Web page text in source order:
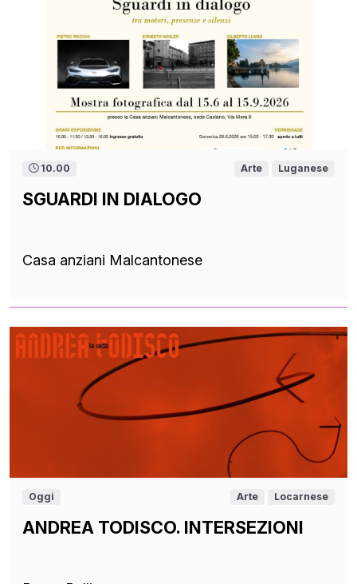
10.00 Arte Luganese
SGUARDI IN DIALOGO
Casa anziani Malcantonese
Oggi Arte Locarnese
ANDREA TODISCO. INTERSEZIONI